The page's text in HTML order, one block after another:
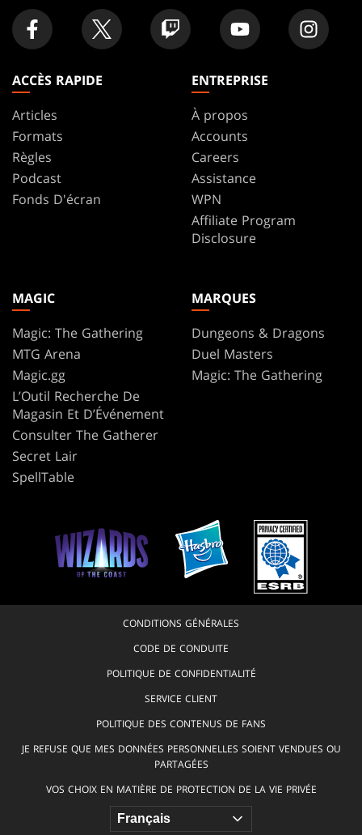
ACCÈS RAPIDE
Articles
Formats
Règles
Podcast
Fonds D'écran
ENTREPRISE
À propos
Accounts
Careers
Assistance
WPN
Affiliate Program
Disclosure
MAGIC
Magic: The Gathering
MTG Arena
Magic.gg
L’Outil Recherche De
Magasin Et D’Événement
Consulter The Gatherer
Secret Lair
SpellTable
MARQUES
Dungeons & Dragons
Duel Masters
Magic: The Gathering
CONDITIONS GÉNÉRALES
CODE DE CONDUITE
POLITIQUE DE CONFIDENTIALITÉ
SERVICE CLIENT
POLITIQUE DES CONTENUS DE FANS
JE REFUSE QUE MES DONNÉES PERSONNELLES SOIENT VENDUES OU
PARTAGÉES
VOS CHOIX EN MATIÈRE DE PROTECTION DE LA VIE PRIVÉE